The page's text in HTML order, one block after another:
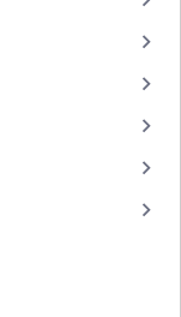
keyboard_arrow_right
keyboard_arrow_right
keyboard_arrow_right
keyboard_arrow_right
keyboard_arrow_right